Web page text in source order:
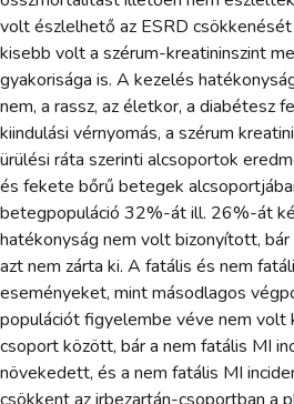
volt észlelhető az ESRD
kisebb volt a szérum-kreatininszint
gyakorisága is. A kezelés
nem, a rassz, az életkor, a diabétesz
kiindulási vérnyomás, a szérum
ürülési ráta szerinti alcsoportok
és fekete bőrű betegek
betegpopuláció 32%-át ill. 26%-át
hatékonyság nem volt bizonyított,
azt nem zárta ki. A fatális és nem
eseményeket, mint másodlagos
populációt figyelembe véve nem volt
csoport között, bár a nem fatális MI
növekedett, és a nem fatális MI